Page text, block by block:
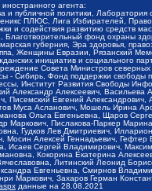
агента:
и публичной политики,
ПЛЮС, Лига Избирателей,
и содействия развитию средств
фонд охраны
губерния, Эра здоровья,
Женщины Евразии, Рязанский
инициатив и социального
Совета Министров северных
- Сибирь, Фонд поддержки
Институт Развития Свободы
Александр Алексеевич,
Писемский Евгений
Муса Асланович, Мошель Ирина
Ольга Евгеньевна, Щаров
Маркович, Пислакова-Паркер
Гудков Лев Дмитриевич,
Алексей Геннадьевич,
Исаев Сергей Владимирович,
Кокорина Екатерина
Литинский Леонид
Евгеньевна, Смирнов
Маркович, Захаров Герман
данные на 28.08.2021